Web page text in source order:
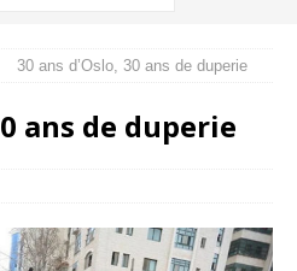
30 ans d’Oslo, 30 ans de duperie
ans de duperie